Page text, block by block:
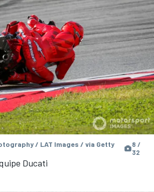
/ LAT Images / via Getty
8 /
32
Ducati